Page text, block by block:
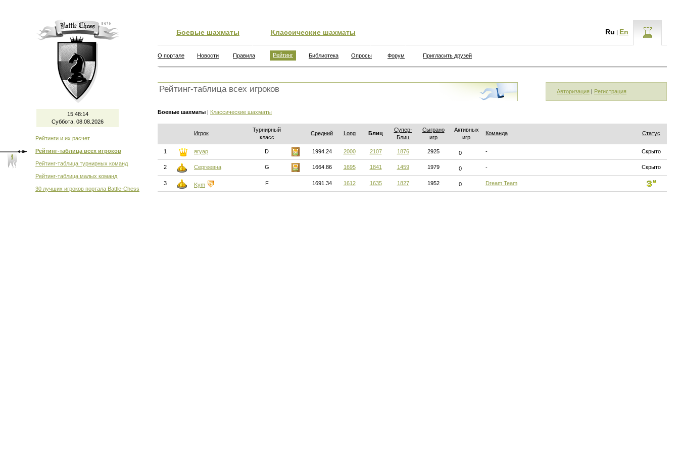
15:48:14
Суббота, 08.08.2026
Рейтинги и их расчет
Рейтинг-таблица всех игроков
Рейтинг-таблица турнирных команд
Рейтинг-таблица малых команд
30 лучших игроков портала Battle-Chess
Боевые шахматы Классические шахматы Ru | En
О портале Новости Правила Рейтинг Библиотека Опросы Форум Пригласить друзей
Рейтинг-таблица всех игроков Авторизация | Регистрация
Боевые шахматы | Классические шахматы
Игрок
Турнирный
класс
Средний Long Блиц
Супер-
Блиц
Сыграно
игр
Активных
игр
Команда Статус
1 ягуар D 1994.24 2000 2107 1876 2925 0 - Скрыто
2 Сергеевна G 1664.86 1695 1841 1459 1979 0 - Скрыто
3 Kym F 1691.34 1612 1635 1827 1952 0 Dream Team